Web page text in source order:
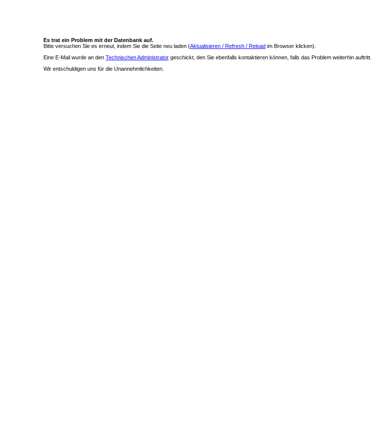
Es trat ein Problem mit der Datenbank auf.
Bitte versuchen Sie es erneut, indem Sie die Seite neu laden (Aktualisieren / Refresh / Reload im Browser klicken).
Eine E-Mail wurde an den Technischen Administrator geschickt, den Sie ebenfalls kontaktieren können, falls das Problem weiterhin auftritt.
Wir entschuldigen uns für die Unannehmlichkeiten.